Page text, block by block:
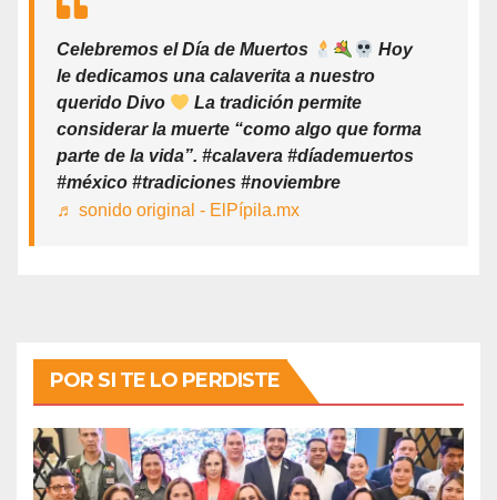
Celebremos el Día de Muertos
Hoy
le dedicamos una calaverita a nuestro
querido Divo
La tradición permite
considerar la muerte “como algo que forma
parte de la vida”. #calavera #díademuertos
#méxico #tradiciones #noviembre
♬ sonido original - ElPípila.mx
POR SI TE LO PERDISTE